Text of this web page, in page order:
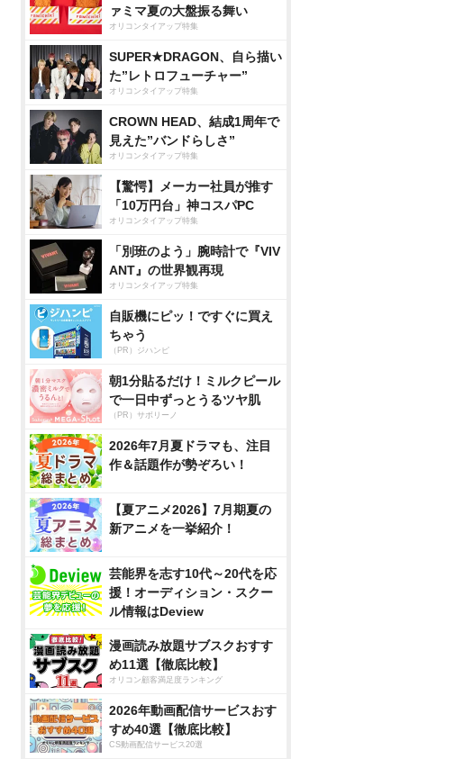
ァミマ夏の大盤振る舞い
オリコンタイアップ特集
SUPER★DRAGON、自ら描い
た”レトロフューチャー”
オリコンタイアップ特集
CROWN HEAD、結成1周年で
見えた”バンドらしさ”
オリコンタイアップ特集
【驚愕】メーカー社員が推す
「10万円台」神コスパPC
オリコンタイアップ特集
「別班のよう」腕時計で『VIV
ANT』の世界観再現
オリコンタイアップ特集
自販機にピッ！ですぐに買え
ちゃう
（PR）ジハンピ
朝1分貼るだけ！ミルクピール
で一日中ずっとうるツヤ肌
（PR）サボリーノ
2026年7月夏ドラマも、注目
作＆話題作が勢ぞろい！
【夏アニメ2026】7月期夏の
新アニメを一挙紹介！
芸能界を志す10代～20代を応
援！オーディション・スクー
ル情報はDeview
漫画読み放題サブスクおすす
め11選【徹底比較】
オリコン顧客満足度ランキング
2026年動画配信サービスおす
すめ40選【徹底比較】
CS動画配信サービス20選